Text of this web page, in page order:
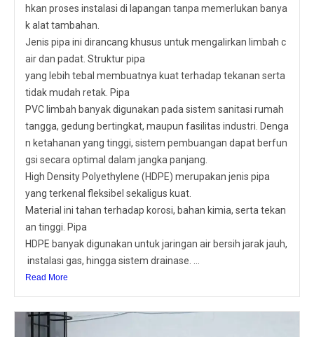
hkan proses instalasi di lapangan tanpa memerlukan banya
k alat tambahan.
Jenis pipa ini dirancang khusus untuk mengalirkan limbah c
air dan padat. Struktur pipa
yang lebih tebal membuatnya kuat terhadap tekanan serta
tidak mudah retak. Pipa
PVC limbah banyak digunakan pada sistem sanitasi rumah
tangga, gedung bertingkat, maupun fasilitas industri. Denga
n ketahanan yang tinggi, sistem pembuangan dapat berfun
gsi secara optimal dalam jangka panjang.
High Density Polyethylene (HDPE) merupakan jenis pipa
yang terkenal fleksibel sekaligus kuat.
Material ini tahan terhadap korosi, bahan kimia, serta tekan
an tinggi. Pipa
HDPE banyak digunakan untuk jaringan air bersih jarak jauh,
instalasi gas, hingga sistem drainase. ...
Read More